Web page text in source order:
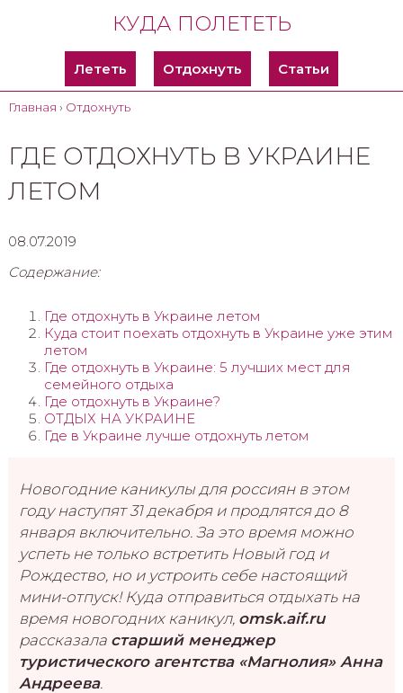
КУДА ПОЛЕТЕТЬ
Лететь Отдохнуть Статьи
Главная › Отдохнуть
ГДЕ ОТДОХНУТЬ В УКРАИНЕ
ЛЕТОМ
08.07.2019
Содержание:
Где отдохнуть в Украине летом
Куда стоит поехать отдохнуть в Украине уже этим
летом
Где отдохнуть в Украине: 5 лучших мест для
семейного отдыха
Где отдохнуть в Украине?
ОТДЫХ НА УКРАИНЕ
Где в Украине лучше отдохнуть летом
Новогодние каникулы для россиян в этом
году наступят 31 декабря и продлятся до 8
января включительно. За это время можно
успеть не только встретить Новый год и
Рождество, но и устроить себе настоящий
мини-отпуск! Куда отправиться отдыхать на
время новогодних каникул, omsk.aif.ru
рассказала старший менеджер
туристического агентства «Магнолия» Анна
Андреева.